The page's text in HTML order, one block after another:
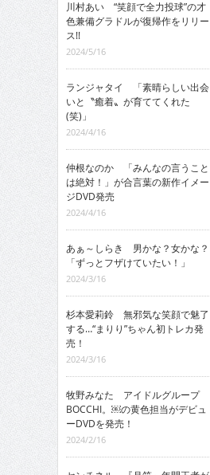
川村あい “笑顔で全力投球”の才
色兼備グラドルが復帰作をリリー
ス!!
2024/5/16
ランジャタイ 「素晴らしい出会
いと〝癒着〟が育ててくれた
(笑)」
2024/4/16
仲根なのか 「みんなの言うこと
は絶対！」が合言葉の新作イメー
ジDVD発売
2024/4/16
あぁ～しらき 男かな？女かな？
「ずっとフザけていたい！」
2024/3/16
杉本愛莉鈴 無邪気な笑顔で魅了
する…“まりり”ちゃん初トレカ発
売！
2024/3/16
牧野みなた アイドルグループ
BOCCHI。￼の黄色担当がデビュ
ーDVDを発売！
2024/2/16